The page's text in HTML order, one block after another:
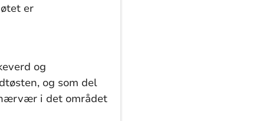
er
og
og som del
i det området